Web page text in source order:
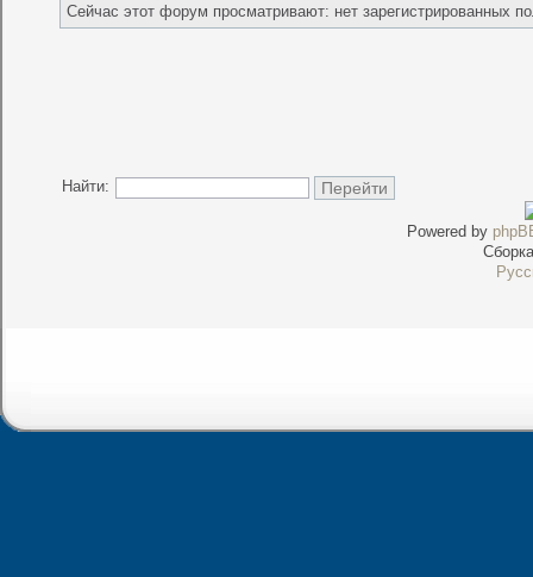
Сейчас этот форум просматривают: нет зарегистрированных
Найти:
Powered by